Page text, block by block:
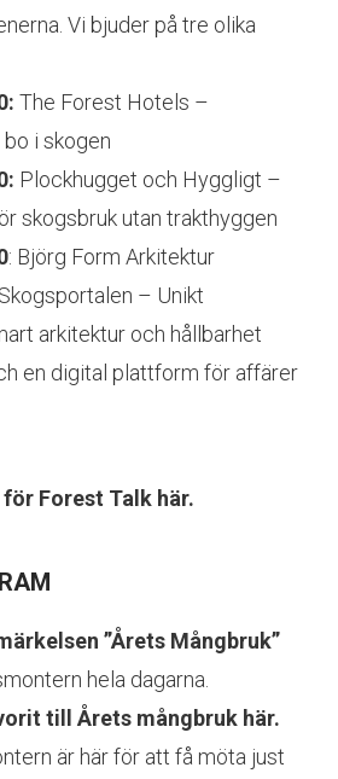
Vi bjuder på tre olika
The Forest Hotels –
i skogen
Plockhugget och Hyggligt –
skogsbruk utan trakthyggen
: Björg Form Arkitektur
– Unikt
arkitektur och hållbarhet
en digital plattform för affärer
för Forest Talk här.
”Årets Mångbruk”
hela dagarna.
till Årets mångbruk här.
är här för att få möta just